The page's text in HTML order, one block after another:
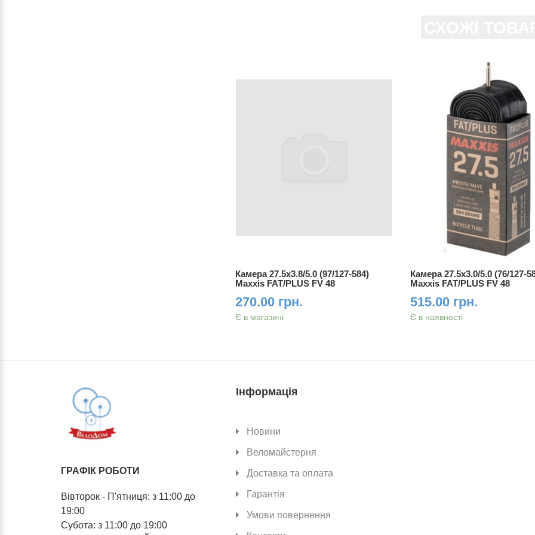
Камера 27.5x3.8/5.0 (97/127-584)
Maxxis FAT/PLUS FV 48
270.00 грн.
Є в магазині
Камера 27.5x3.0/5.0 (76/127-
Maxxis FAT/PLUS FV 48
515.00 грн.
Є в наявності
ГРАФІК РОБОТИ
Вівторок - П'ятниця: з 11:00 до
19:00
Субота: з 11:00 до 19:00
Інформація
Новини
Веломайстерня
Доставка та оплата
Гарантія
Умови повернення